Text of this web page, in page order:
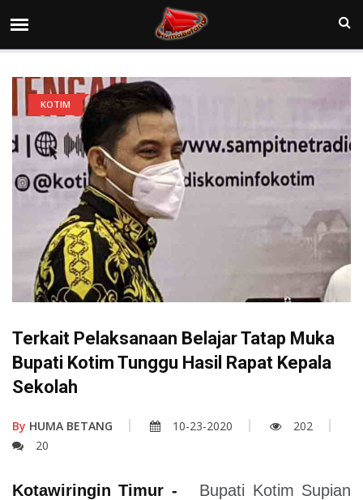
KOTIM
Terkait Pelaksanaan Belajar Tatap Muka
Bupati Kotim Tunggu Hasil Rapat Kepala
Sekolah
By HUMA BETANG 10-23-2020
202
20
Kotawiringin Timur -
Bupati Kotim Supian